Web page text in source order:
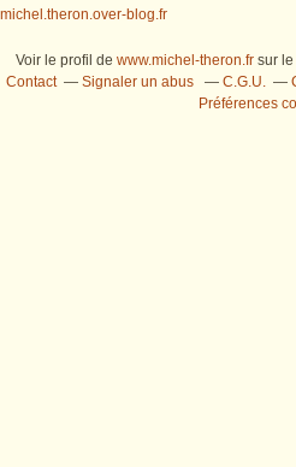
michel.theron.over-blog.fr
Voir le profil de www.michel-theron.fr sur
Contact
Signaler un abus C.G.U.
Préférences